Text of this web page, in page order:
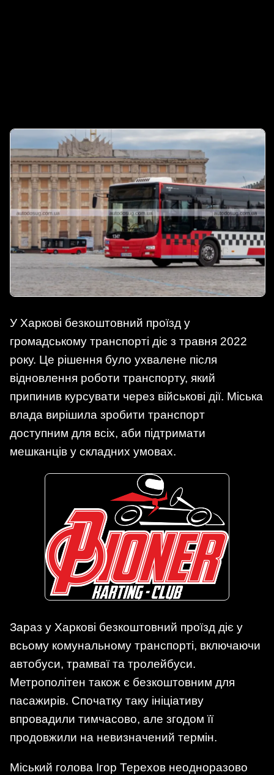
У Харкові безкоштовний проїзд у
громадському транспорті діє з травня 2022
року. Це рішення було ухвалене після
відновлення роботи транспорту, який
припинив курсувати через військові дії. Міська
влада вирішила зробити транспорт
доступним для всіх, аби підтримати
мешканців у складних умовах.
Зараз у Харкові безкоштовний проїзд діє у
всьому комунальному транспорті, включаючи
автобуси, трамваї та тролейбуси.
Метрополітен також є безкоштовним для
пасажирів. Спочатку таку ініціативу
впровадили тимчасово, але згодом її
продовжили на невизначений термін.
Міський голова Ігор Терехов неодноразово